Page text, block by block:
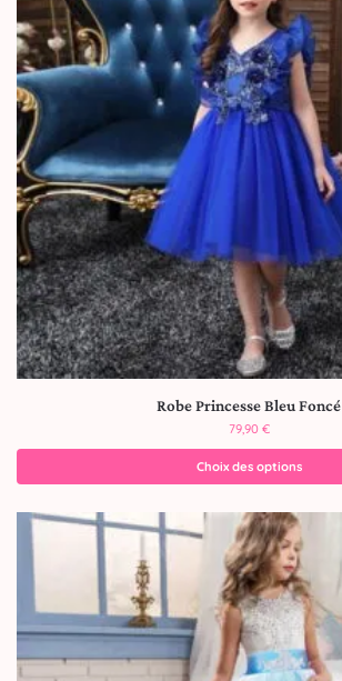
Robe Princesse Bleu Foncé
79,90 €
Choix des options